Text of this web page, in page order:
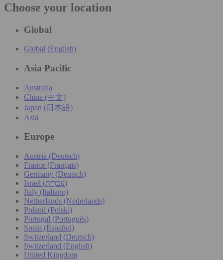
Choose your location
Global
Global (English)
Asia Pacific
Australia
China (中文)
Japan (日本語)
Asia
Europe
Austria (Deutsch)
France (Français)
Germany (Deutsch)
Israel (עִברִית)
Italy (Italiano)
Netherlands (Nederlands)
Poland (Polski)
Portugal (Português)
Spain (Español)
Switzerland (Deutsch)
Switzerland (English)
United Kingdom